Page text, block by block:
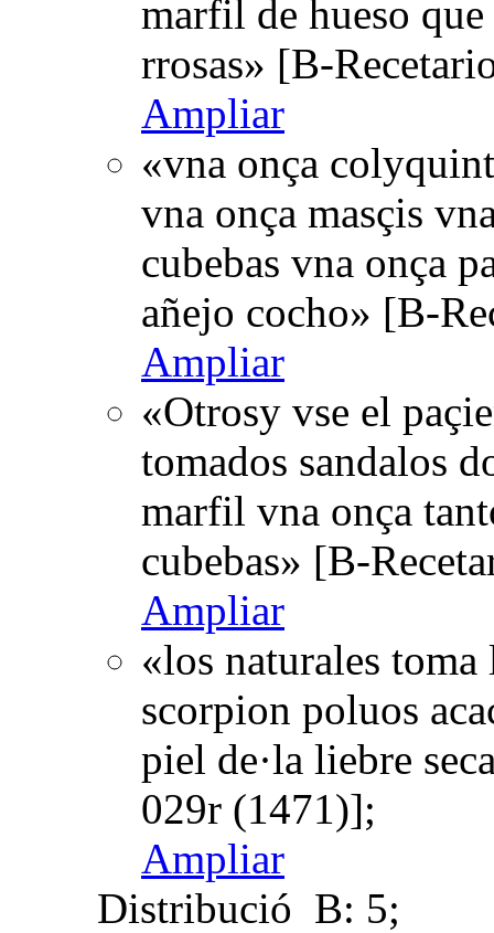
marfil de hueso
rrosas» [B-
Ampliar
«vna onça
vna onça masçis
cubebas vna onça
añejo cocho» [B-
Ampliar
«Otrosy vse el
tomados sandalos
marfil vna onça
cubebas» [B-
Ampliar
«los naturales toma
scorpion poluos
piel de·la liebre
029r (1471)];
Ampliar
Distribució B: 5;